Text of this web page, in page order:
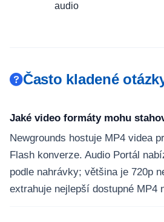
audio
Často kladené
Jaké video formáty mohu
Newgrounds hostuje MP4 videa
Flash konverze. Audio Portál
podle nahrávky; většina je 720p
extrahuje nejlepší dostupné MP4